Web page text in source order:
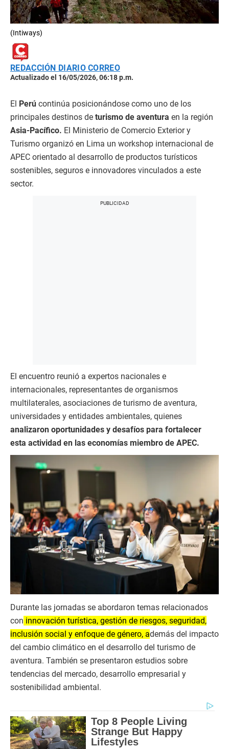
(Intiways)
REDACCIÓN DIARIO CORREO
Actualizado el 16/05/2026, 06:18 p.m.
El Perú continúa posicionándose como uno de los
principales destinos de turismo de aventura en la región
Asia-Pacífico. El Ministerio de Comercio Exterior y
Turismo organizó en Lima un workshop internacional de
APEC orientado al desarrollo de productos turísticos
sostenibles, seguros e innovadores vinculados a este
sector.
El encuentro reunió a expertos nacionales e
internacionales, representantes de organismos
multilaterales, asociaciones de turismo de aventura,
universidades y entidades ambientales, quienes
analizaron oportunidades y desafíos para fortalecer
esta actividad en las economías miembro de APEC.
Durante las jornadas se abordaron temas relacionados
con innovación turística, gestión de riesgos, seguridad,
inclusión social y enfoque de género, además del impacto
del cambio climático en el desarrollo del turismo de
aventura. También se presentaron estudios sobre
tendencias del mercado, desarrollo empresarial y
sostenibilidad ambiental.